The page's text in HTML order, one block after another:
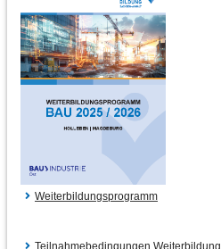
Weiterbildungsprogramm
Teilnahmebedingungen Weiterbildung